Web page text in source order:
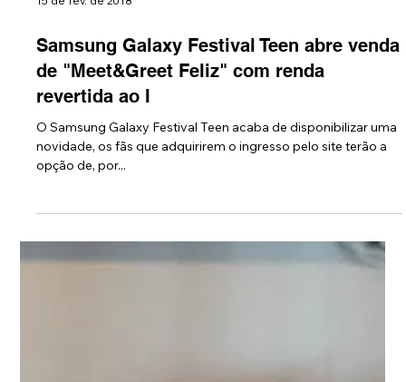
15 de fev. de 2018
Samsung Galaxy Festival Teen abre venda
de "Meet&Greet Feliz" com renda
novidade, os fãs que adquirirem o ingresso pelo site terão a
opção de, por...